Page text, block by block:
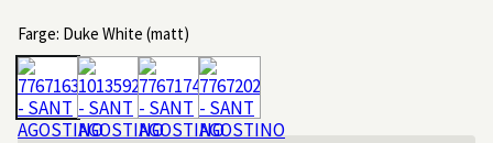
Farge: Duke White (matt)